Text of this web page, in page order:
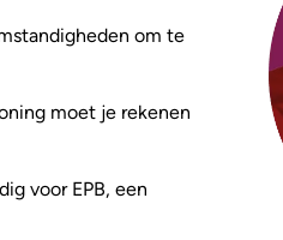
om te
moet je rekenen
voor EPB, een